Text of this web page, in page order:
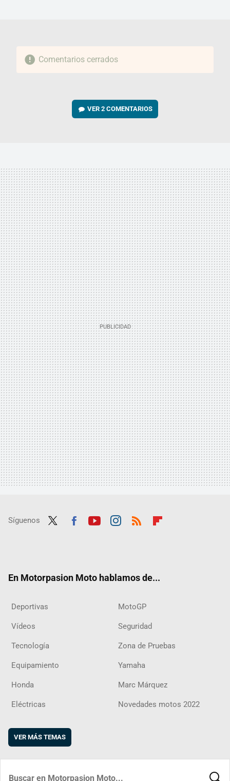
Comentarios cerrados
VER2 COMENTARIOS
Síguenos
En Motorpasion Moto hablamos de...
Deportivas MotoGP
Vídeos Seguridad
Tecnología Zona de Pruebas
Equipamiento Yamaha
Honda Marc Márquez
Eléctricas Novedades motos 2022
VER MÁS TEMAS